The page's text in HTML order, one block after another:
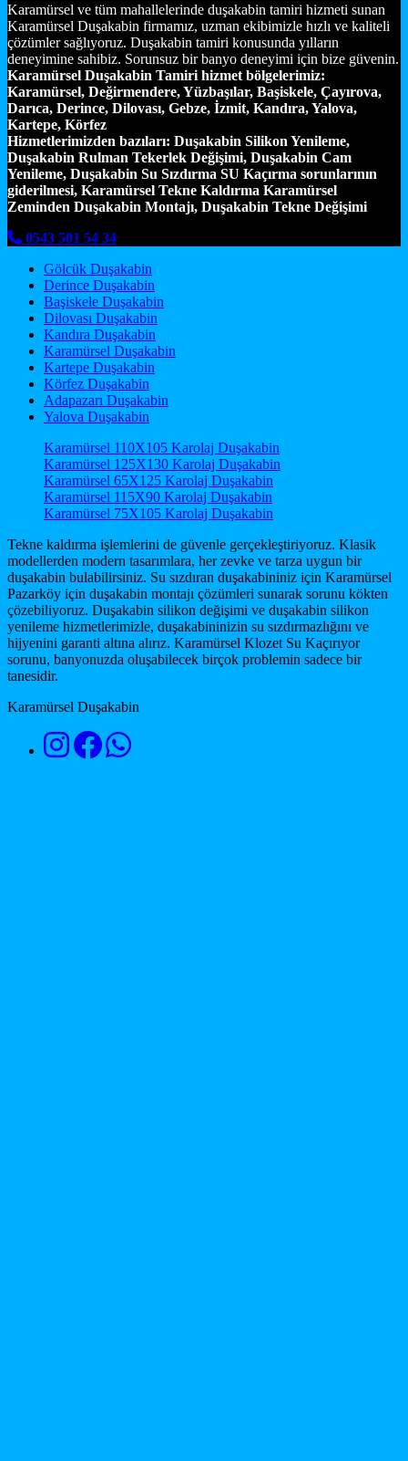
Karamürsel ve tüm mahallelerinde duşakabin tamiri hizmeti sunan
Karamürsel Duşakabin firmamız, uzman ekibimizle hızlı ve kaliteli
çözümler sağlıyoruz. Duşakabin tamiri konusunda yılların
deneyimine sahibiz. Sorunsuz bir banyo deneyimi için bize güvenin.
Karamürsel Duşakabin Tamiri hizmet bölgelerimiz:
Karamürsel, Değirmendere, Yüzbaşılar, Başiskele, Çayırova,
Darıca, Derince, Dilovası, Gebze, İzmit, Kandıra, Yalova,
Kartepe, Körfez
Hizmetlerimizden bazıları: Duşakabin Silikon Yenileme,
Duşakabin Rulman Tekerlek Değişimi, Duşakabin Cam
Yenileme, Duşakabin Su Sızdırma SU Kaçırma sorunlarının
giderilmesi, Karamürsel Tekne Kaldırma Karamürsel
Zeminden Duşakabin Montajı, Duşakabin Tekne Değişimi
0543 501 54 34
Gölcük Duşakabin
Derince Duşakabin
Başiskele Duşakabin
Dilovası Duşakabin
Kandıra Duşakabin
Karamürsel Duşakabin
Kartepe Duşakabin
Körfez Duşakabin
Adapazarı Duşakabin
Yalova Duşakabin
Karamürsel 110X105 Karolaj Duşakabin
Karamürsel 125X130 Karolaj Duşakabin
Karamürsel 65X125 Karolaj Duşakabin
Karamürsel 115X90 Karolaj Duşakabin
Karamürsel 75X105 Karolaj Duşakabin
Tekne kaldırma işlemlerini de güvenle gerçekleştiriyoruz. Klasik
modellerden modern tasarımlara, her zevke ve tarza uygun bir
duşakabin bulabilirsiniz. Su sızdıran duşakabininiz için Karamürsel
Pazarköy için duşakabin montajı çözümleri sunarak sorunu kökten
çözebiliyoruz. Duşakabin silikon değişimi ve duşakabin silikon
yenileme hizmetlerimizle, duşakabininizin su sızdırmazlığını ve
hijyenini garanti altına alırız. Karamürsel Klozet Su Kaçırıyor
sorunu, banyonuzda oluşabilecek birçok problemin sadece bir
tanesidir.
Karamürsel Duşakabin